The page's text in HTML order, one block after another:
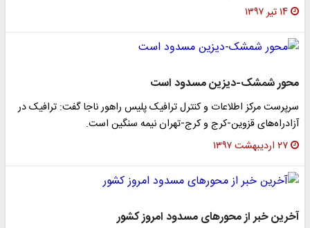
۱۴ تیر ۱۳۹۷
محور شمشک-دیزین مسدود است
سرپرست مرکز اطلاعات و کنترل ترافیک پلیس راهور ناجا گفت: ترافیک در
آزادراه‌های قزوین-کرج و کرج-تهران نیمه سنگین است.
۲۷ اردیبهشت ۱۳۹۷
آخرین خبر از محورهای مسدود امروز کشور